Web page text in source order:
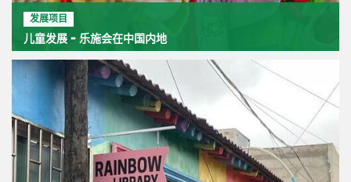
发展项目
儿童发展 - 乐施会在中国内地